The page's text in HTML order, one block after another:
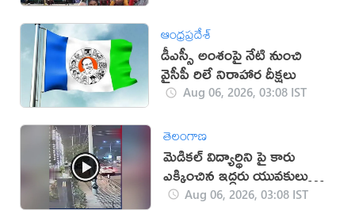
ఆంధ్రప్రదేశ్
డీఎస్సీ అంశంపై నేటి నుంచి
వైసీపీ రిలే నిరాహార దీక్షలు
Aug 06, 2026, 03:08 IST
తెలంగాణ
మెడికల్ విద్యార్థిని పై కారు
ఎక్కించిన ఇద్దరు యువకులు
(వీడియో)
Aug 06, 2026, 03:08 IST